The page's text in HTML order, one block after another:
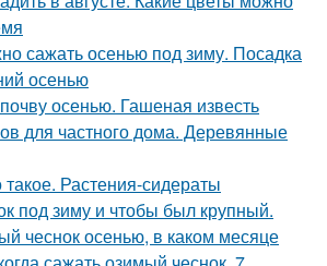
сажать осенью под зиму. Посадка
осенью
осенью. Гашеная известь
для частного дома. Деревянные
такое. Растения-сидераты
под зиму и чтобы был крупный.
чеснок осенью, в каком месяце